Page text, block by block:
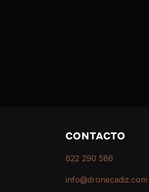
CONTACTO
622 290 586
info@dronecadiz.com